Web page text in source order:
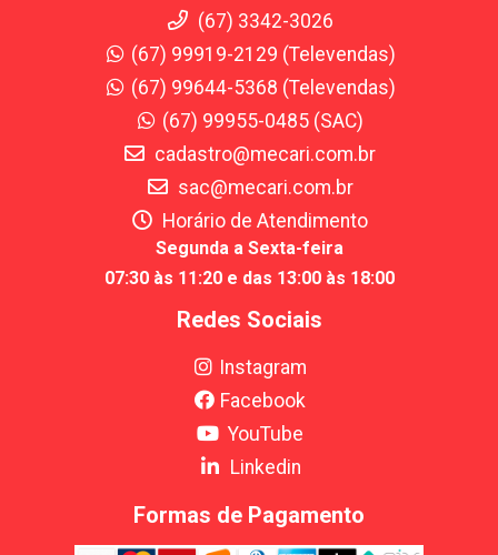
(67) 3342-3026
(67) 99919-2129 (Televendas)
(67) 99644-5368 (Televendas)
(67) 99955-0485 (SAC)
cadastro@mecari.com.br
sac@mecari.com.br
Horário de Atendimento
Segunda a Sexta-feira
07:30 às 11:20 e das 13:00 às 18:00
Redes Sociais
Instagram
Facebook
YouTube
Linkedin
Formas de Pagamento